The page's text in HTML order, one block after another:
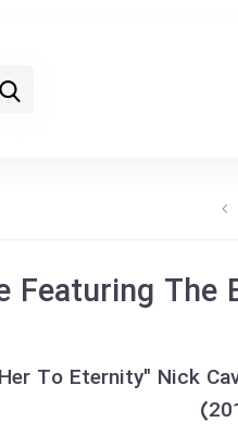
Featuring The